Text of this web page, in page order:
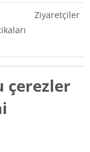
Ziyaretçiler
çerezler